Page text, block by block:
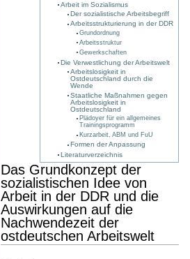
Arbeit im Sozialismus
Der sozialistische Arbeitsbegriff
Arbeitsstrukturierung in der DDR
Grundordnung
Arbeitsstruktur
Gewerkschaften
Die Verwestlichung der Arbeitswelt
Arbeitslosigkeit in
Ostdeutschland durch die
Wende
Staatliche Maßnahmen gegen
Arbeitslosigkeit in
Ostdeutschland
Plädoyer für ein allgemeines
Trainingsprogramm
Kurzarbeit, ABM und FuU
Formen der Anpassung
Literaturverzeichnis
Das Grundkonzept der
sozialistischen Idee von
Arbeit in der DDR und die
Auswirkungen auf die
Nachwendezeit der
ostdeutschen Arbeitswelt